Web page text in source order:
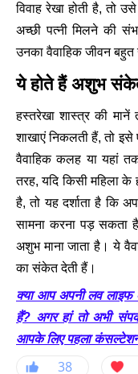
विवाह रेखा होती है, तो
अच्छी पत्नी मिलने की
उनका वैवाहिक जीवन बहुत
ये होते हैं अशुभ
हस्तरेखा शास्त्र की मानें
शाखाएं निकलती हैं, तो
वैवाहिक कलह या यहां
तरह, यदि किसी महिला के
है, तो यह दर्शाता है कि
सामना करना पड़ सकता
अशुभ माना जाता है। ये
का संकेत देती हैं।
क्या आप अपनी लव लाइफ के
हैं? अगर हां तो अभी
आपके लिए पहला
38